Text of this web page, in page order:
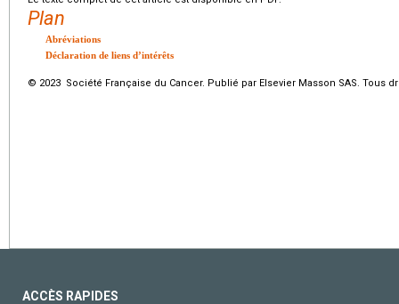
Plan
Abréviations
Déclaration de liens d’intérêts
© 2023 Société Française du Cancer. Publié par Elsevier Masson SAS. Tous
ACCÈS RAPIDES